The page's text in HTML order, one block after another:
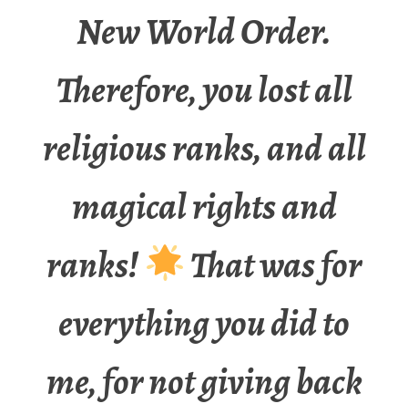
New World Order.
Therefore, you lost all
religious ranks, and all
magical rights and
ranks!
That was for
everything you did to
me, for not giving back